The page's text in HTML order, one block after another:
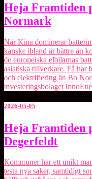
Heja
Framtiden
podcast
Bo
Normark
Heja Framtiden
Normark
När Kina dominerar
kanske ibland är bättre än
de europeiska elbilarnas
asiatiska tillverkare. Få har
och elektrifiering än Bo
investeringsbolaget
2026-05-05
Heja
Framtiden
podcast
Karin
Degerfeldt
Heja Framtiden
Degerfeldt
Kommuner har ett unikt
testa nya saker, samtidigt